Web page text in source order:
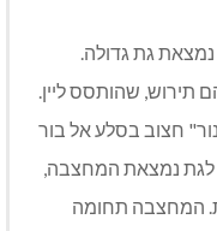
נמצאת גת גדולה.
תירוש, שהותסס ליין.
חצוב בסלע אל בור
לגת נמצאת המחצבה,
המחצבה תחומה